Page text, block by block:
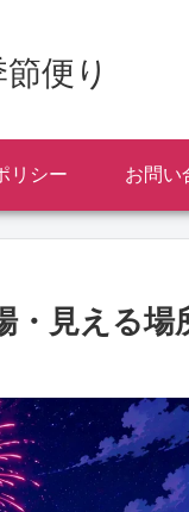
便り
リシー お問い
・見える場